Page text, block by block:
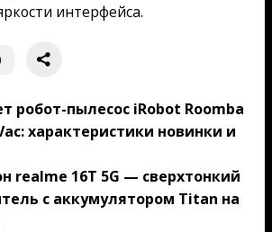
интерфейса.
робот-пылесос iRobot Roomba
характеристики новинки и
realme 16T 5G — сверхтонкий
с аккумулятором Titan на